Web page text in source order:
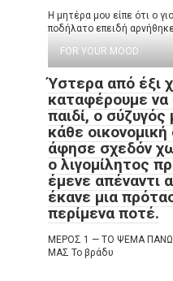
Η μητέρα μου είπε ότι ο
ποδήλατο επειδή αρνήθηκε
FOR YOUR MOOD
Ύστερα από έξι
καταφέρουμε
παιδί, ο
κάθε
άφησε σχεδόν
ο λιγομίλητος
έμενε απέναντι
έκανε μια
περίμενα ποτέ.
ΜΕΡΟΣ 1 — ΤΟ ΨΕΜΑ
ΜΑΣ Το βράδυ